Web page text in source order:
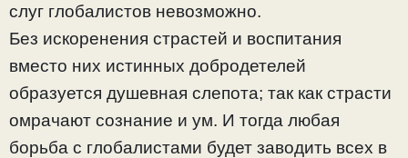
слуг глобалистов невозможно.
Без искоренения страстей и воспитания
вместо них истинных добродетелей
образуется душевная слепота; так как страсти
омрачают сознание и ум. И тогда любая
борьба с глобалистами будет заводить всех в